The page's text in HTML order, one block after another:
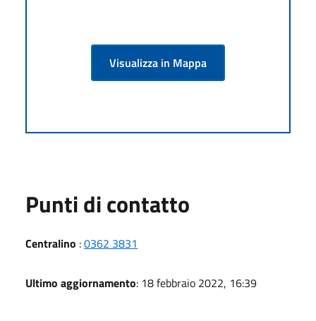
Visualizza in Mappa
Punti di contatto
Centralino :0362 3831
Ultimo aggiornamento: 18 febbraio 2022, 16:39